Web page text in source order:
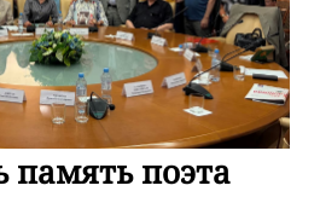
память поэта